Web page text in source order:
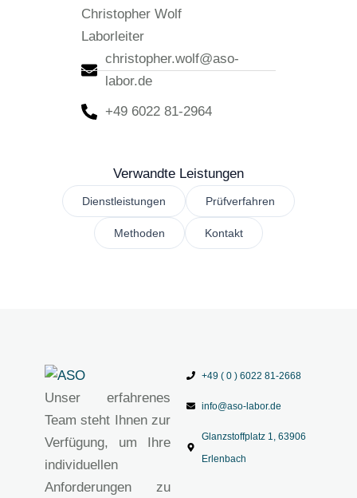
Christopher Wolf
Laborleiter
christopher.wolf@aso-
labor.de
+49 6022 81-2964
Verwandte Leistungen
Dienstleistungen Prüfverfahren
Methoden Kontakt
Unser erfahrenes
Team steht Ihnen zur
Verfügung, um Ihre
individuellen
Anforderungen zu
+49 ( 0 ) 6022 81-2668
info@aso-labor.de
Glanzstoffplatz 1, 63906
Erlenbach